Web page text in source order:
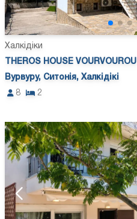
Халкідіки
THEROS HOUSE VOURVOUROU
Вурвуру, Ситонія, Халкідікі
8
2